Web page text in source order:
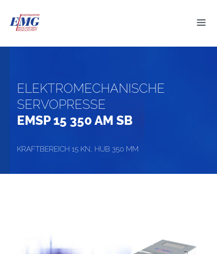
ELEKTROMECHANISCHE
SERVOPRESSE
EMSP 15 350 AM SB
KRAFTBEREICH 15 KN, HUB 350 MM